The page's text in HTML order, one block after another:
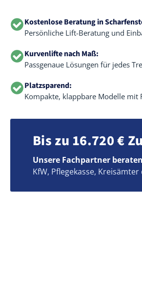
Kostenlose Beratung in
Persönliche Lift-Beratung und
Kurvenlifte nach Maß:
Passgenaue Lösungen für jedes
Platzsparend:
Kompakte, klappbare Modelle mit
Bis zu 16.720 €
Unsere Fachpartner
KfW, Pflegekasse,